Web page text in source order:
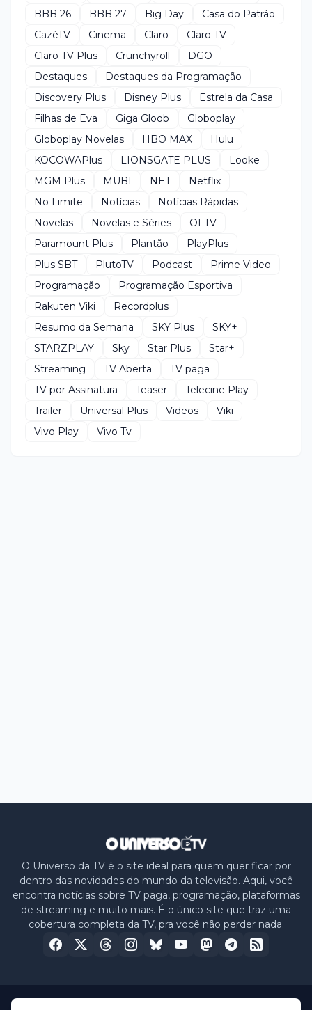
BBB 26
BBB 27 Big Day
Casa do Patrão
CazéTV
Cinema Claro
Claro TV
Claro TV Plus
Crunchyroll
DGO
Destaques
Destaques da Programação
Discovery Plus
Disney Plus
Estrela da Casa
Filhas de Eva
Giga Gloob
Globoplay
Globoplay Novelas
HBO MAX
Hulu
KOCOWAPlus
LIONSGATE PLUS
Looke
MGM Plus
MUBI NET
Netflix
No Limite
Notícias
Notícias Rápidas
Novelas
Novelas e Séries
OI TV
Paramount Plus
Plantão
PlayPlus
Plus SBT
PlutoTV Podcast
Prime Video
Programação
Programação Esportiva
Rakuten Viki
Recordplus
Resumo da Semana
SKY Plus
SKY+
STARZPLAY
Sky Star Plus
Star+
Streaming
TV Aberta
TV paga
TV por Assinatura
Teaser
Telecine Play
Trailer
Universal Plus Videos
Viki
Vivo Play
Vivo Tv
O Universo da TV é o site ideal para quem quer ficar por
dentro das novidades do mundo da televisão. Aqui, você
encontra notícias sobre TV paga, programação, plataformas
de streaming e muito mais. É o único site que traz uma
cobertura completa da TV, pra você não perder nada.